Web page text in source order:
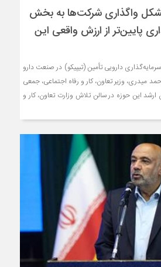
واگذاری شرکت‌ها به بخش
پایین‌تر از ارزش واقعی این
دارویی تأمین (تیپیکو) در صنعت دارو
میدری، وزیر تعاون، کار و رفاه اجتماعی، جمعی
این حوزه در سالن تلاش وزارت تعاون، کار و